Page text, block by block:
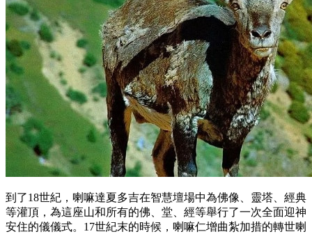
到了18世紀，喇嘛達夏多吉在智慧壇場中為佛像、靈塔、經典
等灌頂，為這座山和所有的佛、堂、經等舉行了一次全面迎神
安住的儀儀式。17世紀末的時候，喇嘛仁增曲紮加措的轉世喇